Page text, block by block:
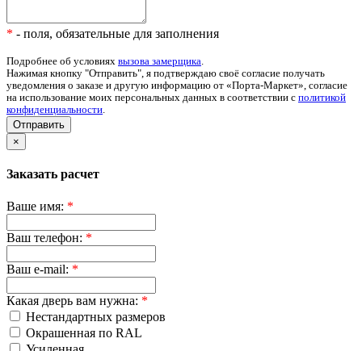
* - поля, обязательные для заполнения
Подробнее об условиях вызова замерщика.
Нажимая кнопку "Отправить", я подтверждаю своё согласие получать
уведомления о заказе и другую информацию от «Порта-Маркет», согласие
на использование моих персональных данных в соответствии с политикой
конфиденциальности.
Отправить
×
Заказать расчет
Ваше имя: *
Ваш телефон: *
Ваш e-mail: *
Какая дверь вам нужна: *
Нестандартных размеров
Окрашенная по RAL